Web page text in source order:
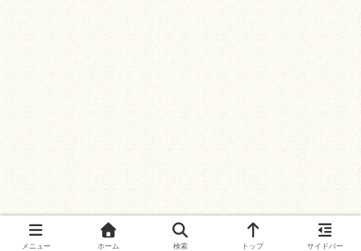
メニュー ホーム 検索 トップ サイドバー